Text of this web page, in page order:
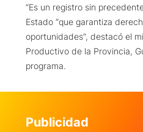
“Es un registro sin
Estado “que garantiza
oportunidades”, destacó el
Productivo de la Provincia,
programa.
Publicidad